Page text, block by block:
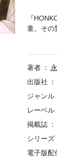
『
童。その
著者
出版社
ジャンル
レーベル
掲載誌
シリーズ
電子版配